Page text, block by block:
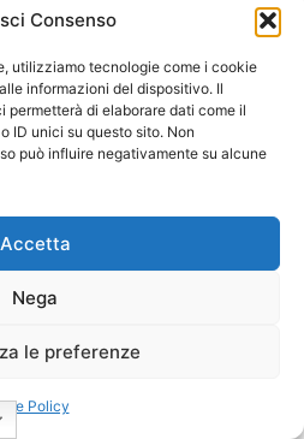
Consenso
utilizziamo tecnologie come i cookie
informazioni del dispositivo. Il
permetterà di elaborare dati come il
ID unici su questo sito. Non
può influire negativamente su alcune
Accetta
Nega
le preferenze
Policy
di Amministrazione